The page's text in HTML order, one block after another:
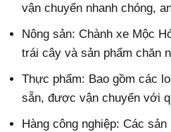
vận chuyển nhanh chóng,
Nông sản: Chành xe Mộc
trái cây và sản phẩm chăn
Thực phẩm: Bao gồm các
sẵn, được vận chuyển với
Hàng công nghiệp: Các